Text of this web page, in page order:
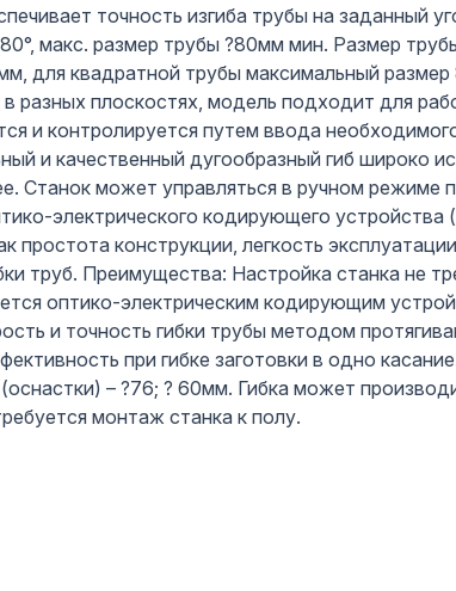
точность изгиба трубы на заданный
макс. размер трубы ?80мм мин. Размер
для квадратной трубы максимальный
разных плоскостях, модель подходит для
и контролируется путем ввода
и качественный дугообразный гиб широко
Станок может управляться в ручном режиме
электрического кодирующего устройства
простота конструкции, легкость
труб. Преимущества: Настройка станка не
оптико-электрическим кодирующим
и точность гибки трубы методом
при гибке заготовки в одно
– ?76; ? 60мм. Гибка может
монтаж станка к полу.